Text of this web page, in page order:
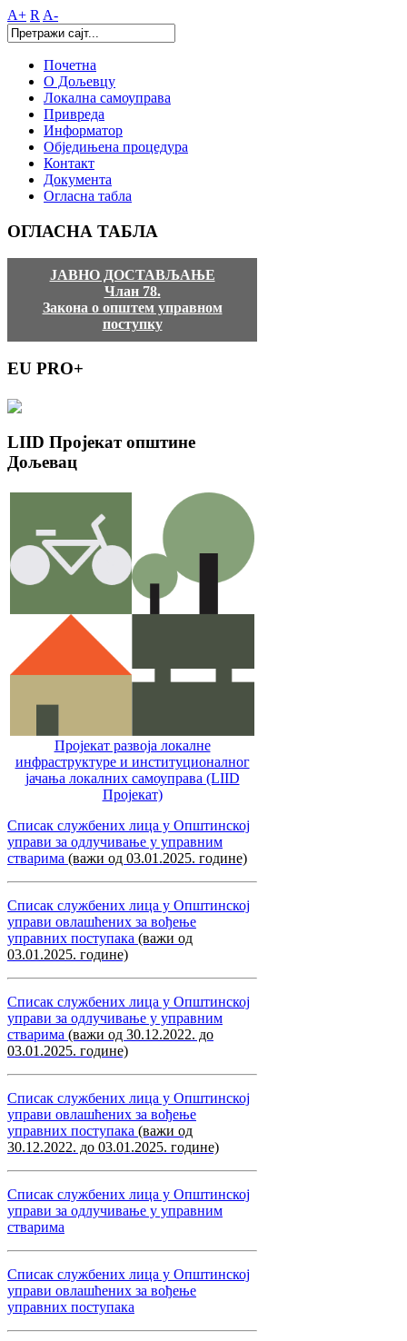
A+ R A-
Почетна
О Дољевцу
Локална самоуправа
Привреда
Информатор
Обједињена процедура
Контакт
Документа
Огласна табла
ОГЛАСНА ТАБЛА
ЈАВНО ДОСТАВЉАЊЕ
Члан 78.
Закона о општем управном
поступку
EU PRO+
LIID Пројекат општине
Дољевац
Пројекат развоја локалне
инфраструктуре и институционалног
јачања локалних самоуправa (LIID
Пројекат)
Списак службених лица у Општинској
управи за одлучивање у управним
стварима (важи од 03.01.2025. године)
Списак службених лица у Општинској
управи овлашћених за вођење
управних поступака (важи од
03.01.2025. године)
Списак службених лица у Општинској
управи за одлучивање у управним
стварима (важи од 30.12.2022. до
03.01.2025. године)
Списак службених лица у Општинској
управи овлашћених за вођење
управних поступака (важи од
30.12.2022. до 03.01.2025. године)
Списак службених лица у Општинској
управи за одлучивање у управним
стварима
Списак службених лица у Општинској
управи овлашћених за вођење
управних поступака